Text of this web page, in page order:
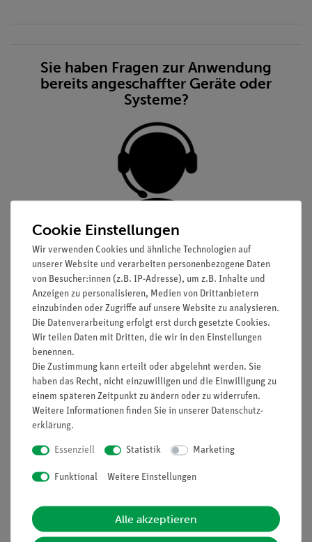
Sie haben Fragen zur Anwendung
bereits angeschaffter Geräte oder
Systeme?
➔ Produktberatung und Hotline
Sie haben einen Defekt an einem Gerät?
Cookie Einstellungen
Wir verwenden Cookies und ähnliche Technologien auf
unserer Website und verarbeiten personenbezogene Daten
von Besucher:innen (z.B. IP-Adresse), um z.B. Inhalte und
Anzeigen zu personalisieren, Medien von Drittanbietern
einzubinden oder Zugriffe auf unsere Website zu analysieren.
Die Datenverarbeitung erfolgt erst durch gesetzte Cookies.
Wir teilen Daten mit Dritten, die wir in den Einstellungen
benennen.
Die Zustimmung kann erteilt oder abgelehnt werden. Sie
haben das Recht, nicht einzuwilligen und die Einwilligung zu
einem späteren Zeitpunkt zu ändern oder zu widerrufen.
Weitere Informationen finden Sie in unserer Daten­schutz­
erklärung.
Essenziell Statistik Marketing
Funktional Weitere Einstellungen
Alle akzeptieren